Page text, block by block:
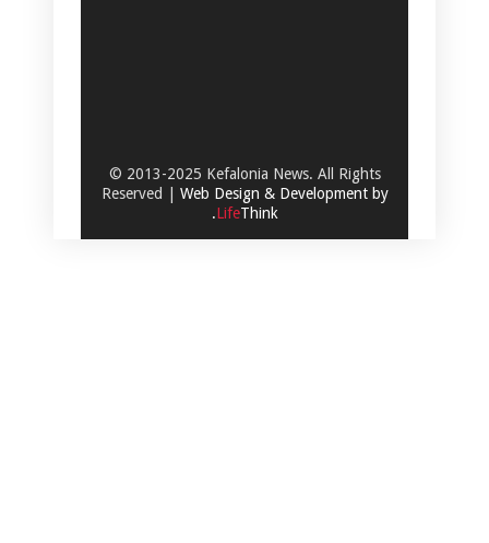
© 2013-2025 Kefalonia News. All Rights
Reserved | Web Design & Development by
.LifeThink